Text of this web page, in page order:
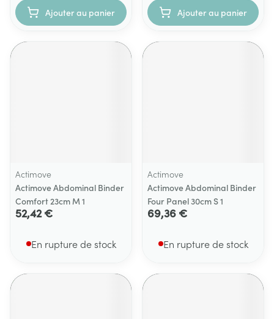
Ajouter au panier Ajouter au panier
Actimove
Actimove Abdominal Binder
Comfort 23cm M 1
52,42 €
En rupture de stock
Actimove
Actimove Abdominal Binder
Four Panel 30cm S 1
69,36 €
En rupture de stock